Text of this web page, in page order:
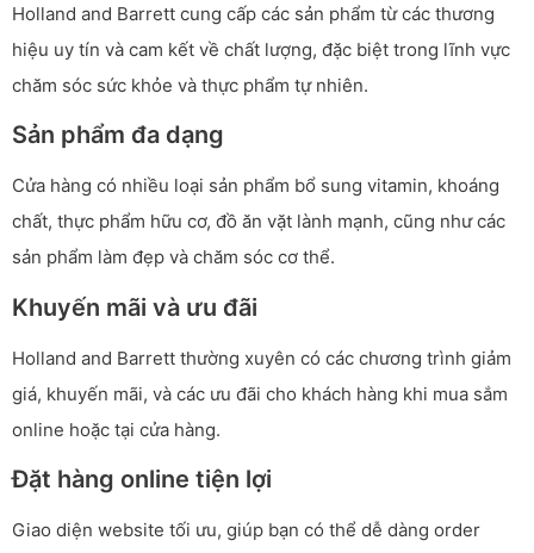
Holland and Barrett cung cấp các sản phẩm từ các thương
hiệu uy tín và cam kết về chất lượng, đặc biệt trong lĩnh vực
chăm sóc sức khỏe và thực phẩm tự nhiên.
Sản phẩm đa dạng
Cửa hàng có nhiều loại sản phẩm bổ sung vitamin, khoáng
chất, thực phẩm hữu cơ, đồ ăn vặt lành mạnh, cũng như các
sản phẩm làm đẹp và chăm sóc cơ thể.
Khuyến mãi và ưu đãi
Holland and Barrett thường xuyên có các chương trình giảm
giá, khuyến mãi, và các ưu đãi cho khách hàng khi mua sắm
online hoặc tại cửa hàng.
Đặt hàng online tiện lợi
Giao diện website tối ưu, giúp bạn có thể dễ dàng order